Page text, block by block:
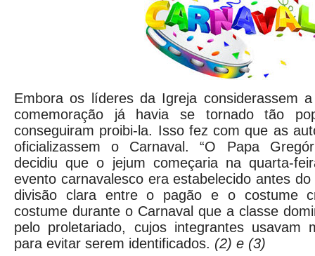
Embora os líderes da Igreja considerassem
comemoração já havia se tornado tão
conseguiram proibi-la. Isso fez com que as
oficializassem o Carnaval. “O Papa
decidiu que o jejum começaria na quarta-
evento carnavalesco era estabelecido antes
divisão clara entre o pagão e o costume
costume durante o Carnaval que a classe
pelo proletariado, cujos integrantes usavam
para evitar serem identificados. (2) e (3)